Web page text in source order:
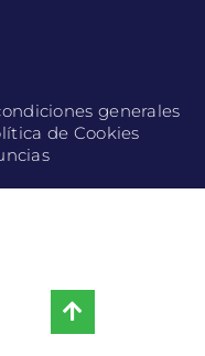
generales
de Cookies